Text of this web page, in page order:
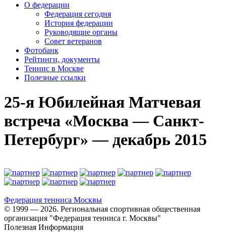
О федерации
Федерация сегодня
История федерации
Руководящие органы
Совет ветеранов
Фотобанк
Рейтинги, документы
Теннис в Москве
Полезные ссылки
25-я Юбилейная Матчевая
встреча «Москва — Санкт-
Петербург» — декабрь 2015
Федерация тенниса Москвы
© 1999 — 2026. Региональная спортивная общественная
организация "Федерация тенниса г. Москвы"
Полезная Информация